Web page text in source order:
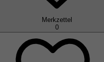
Merkzettel
0